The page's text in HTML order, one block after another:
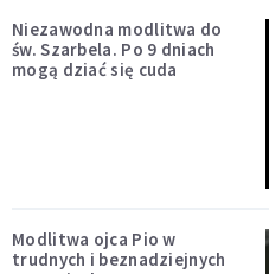
Niezawodna modlitwa do
św. Szarbela. Po 9 dniach
mogą dziać się cuda
Modlitwa ojca Pio w
trudnych i beznadziejnych